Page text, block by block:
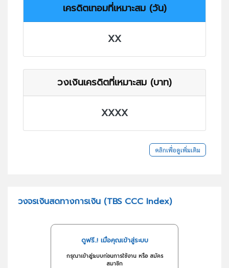
เครดิตเทอมที่เหมาะสม (วัน)
XX
วงเงินเครดิตที่เหมาะสม (บาท)
XXXX
คลิกเพื่อดูเพิ่มเติม
วงจรเงินสดทางการเงิน (TBS CCC Index)
ดูฟรี..! เมื่อคุณเข้าสู่ระบบ
กรุณาเข้าสู่ระบบก่อนการใช้งาน หรือ สมัคร
สมาชิก